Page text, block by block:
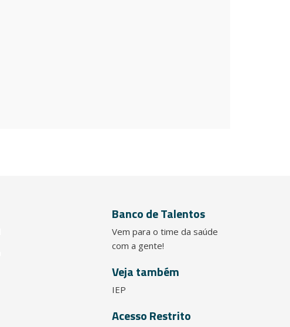
Banco de Talentos
Vem para o time da saúde
com a gente!
Veja também
IEP
Acesso Restrito